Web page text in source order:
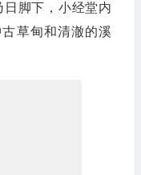
日脚下，小经堂内
草甸和清澈的溪